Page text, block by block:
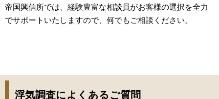
帝国興信所では、経験豊富な相談員がお客様の選択を全力
でサポートいたしますので、何でもご相談ください。
浮気調査によくあるご質問